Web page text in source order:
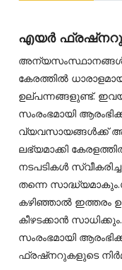
എയർ
കേരത്തിൽ
ഉല്പന്നങ്ങളുണ്ട്.
സംരംഭമായി
വ്യവസായങ്ങൾക്ക്
ലഭ്യമാക്കി
നടപടികൾ
തന്നെ
കഴിഞ്ഞാൽ ഇത്തരം
കീഴടക്കാൻ
സംരംഭമായി
ഫ്രഷ്‌നറുകളുടെ